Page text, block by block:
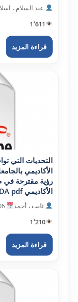
عبد السلام ،
1٬611
قراءة المزيد
التحديات التي
الأکاديمي
رؤية مقترحة في
الأکاديمي NACADA pdf
ثابت ، أحمد
1٬210
قراءة المزيد